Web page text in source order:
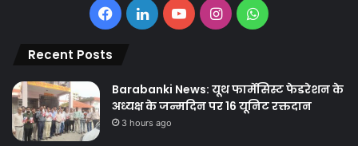
Facebook
LinkedInYouTubeInstagramWhatsApp
Recent Posts
Barabanki News: यूथ फार्मेसिस्ट फेडरेशन के
अध्यक्ष के जन्मदिन पर 16 यूनिट रक्तदान
3 hours ago